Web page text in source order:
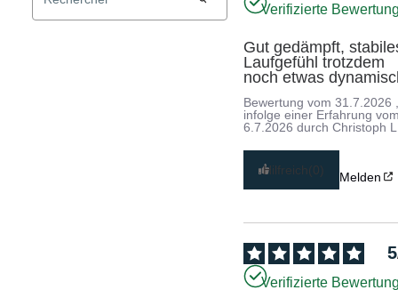
Verifizierte
Gut gedämpft,
Laufgefühl trotzdem
noch etwas
Bewertung vom31.7.2026
infolge einer Erfahrung
6.7.2026 durchChristoph
Hilfreich(0) Melden
5
Verifizierte